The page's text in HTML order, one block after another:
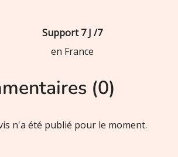
Support 7 J /7
en France
(0)
n'a été publié pour le moment.